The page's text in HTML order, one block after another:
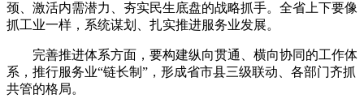
颈、激活内需潜力、夯实民生底盘的战略抓手。全省上下要像
抓工业一样，系统谋划、扎实推进服务业发展。
完善推进体系方面，要构建纵向贯通、横向协同的工作体
系，推行服务业“链长制”，形成省市县三级联动、各部门齐抓
共管的格局。